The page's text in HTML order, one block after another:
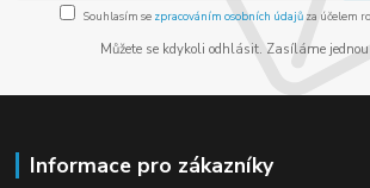
Souhlasím se zpracováním osobních údajůza účelem
Můžete se kdykoli odhlásit. Zasíláme
Informace pro zákazníky